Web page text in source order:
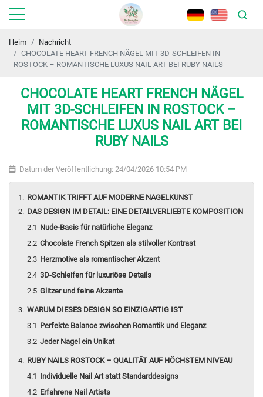
Heim
Nachricht
CHOCOLATE HEART FRENCH NÄGEL MIT 3D-SCHLEIFEN IN
ROSTOCK – ROMANTISCHE LUXUS NAIL ART BEI RUBY NAILS
CHOCOLATE HEART FRENCH NÄGEL
MIT 3D-SCHLEIFEN IN ROSTOCK –
ROMANTISCHE LUXUS NAIL ART BEI
RUBY NAILS
Datum der Veröffentlichung: 24/04/2026 10:54 PM
ROMANTIK TRIFFT AUF MODERNE NAGELKUNST
DAS DESIGN IM DETAIL: EINE DETAILVERLIEBTE KOMPOSITION
Nude-Basis für natürliche Eleganz
Chocolate French Spitzen als stilvoller Kontrast
Herzmotive als romantischer Akzent
3D-Schleifen für luxuriöse Details
Glitzer und feine Akzente
WARUM DIESES DESIGN SO EINZIGARTIG IST
Perfekte Balance zwischen Romantik und Eleganz
Jeder Nagel ein Unikat
RUBY NAILS ROSTOCK – QUALITÄT AUF HÖCHSTEM NIVEAU
Individuelle Nail Art statt Standarddesigns
Erfahrene Nail Artists